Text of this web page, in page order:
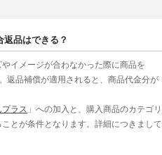
品はできる？
イメージが合わなかった際に商品を
返品補償が適用されると、商品代金分が
ラス 」への加入と、購入商品のカテゴリ
とが条件となります。詳細につきまして